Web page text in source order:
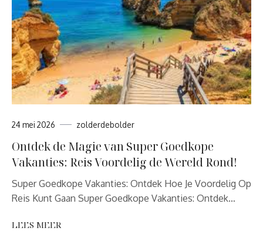
24 mei 2026 zolderdebolder
Ontdek de Magie van Super Goedkope
Vakanties: Reis Voordelig de Wereld Rond!
Super Goedkope Vakanties: Ontdek Hoe Je Voordelig Op
Reis Kunt Gaan Super Goedkope Vakanties: Ontdek…
LEES MEER